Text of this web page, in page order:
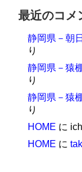
最近のコメ
静岡県－朝
り
静岡県－猿
り
静岡県－猿
り
HOME に
HOME に